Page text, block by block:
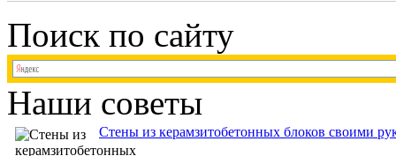
Поиск по сайту
Наши советы
Стены из керамзитобетонных блоков своими